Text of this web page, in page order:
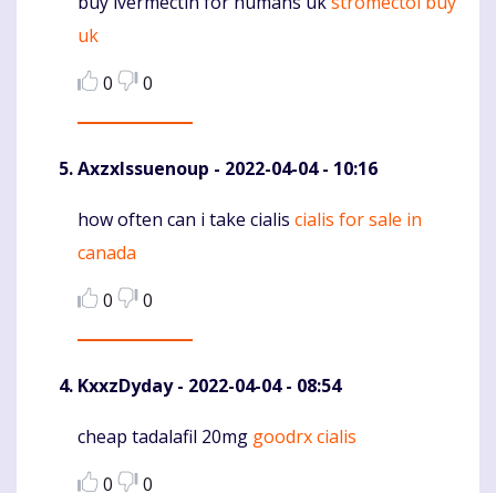
Komentaras
uk
0
0
AxzxIssuenoup - 2022-04-04 - 10:16
Komentaras
how often can i take cialis cialis for sale in
canada
0
0
KxxzDyday- 2022-04-04 - 08:54
Komentaras
cheap tadalafil 20mg goodrx cialis
0
0